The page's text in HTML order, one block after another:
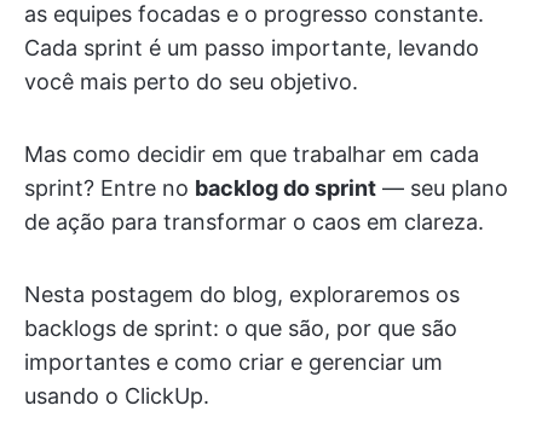
as equipes focadas e o progresso constante.
Cada sprint é um passo importante, levando
você mais perto do seu objetivo.
Mas como decidir em que trabalhar em cada
sprint? Entre no backlog do sprint — seu plano
de ação para transformar o caos em clareza.
Nesta postagem do blog, exploraremos os
backlogs de sprint: o que são, por que são
importantes e como criar e gerenciar um
usando o ClickUp.